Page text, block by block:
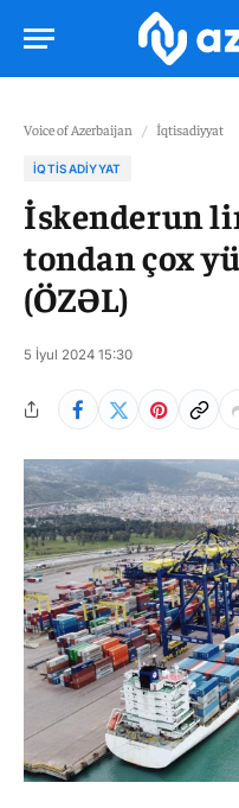
Voice of Azerbaijan / İqtisadiyyat
İQTISADIYYAT
İskenderun
tondan çox
(ÖZƏL)
5 İyul 2024 15:30